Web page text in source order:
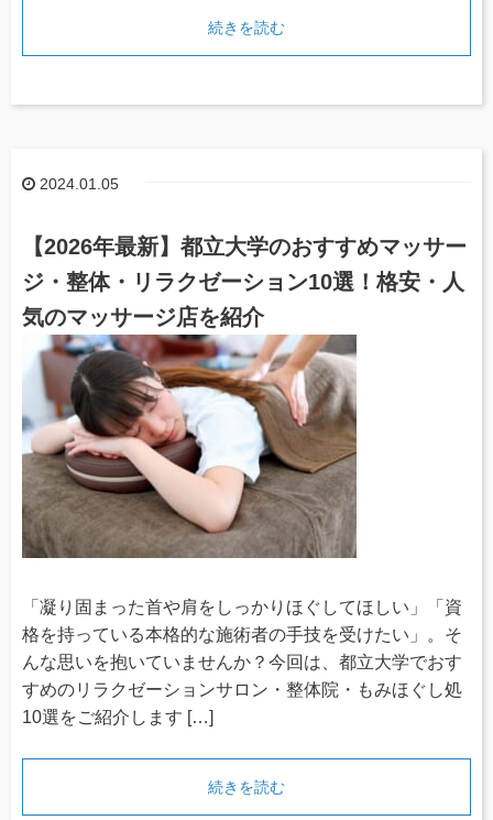
続きを読む
2024.01.05
【2026年最新】都立大学のおすすめマッサー
ジ・整体・リラクゼーション10選！格安・人
気のマッサージ店を紹介
「凝り固まった首や肩をしっかりほぐしてほしい」「資
格を持っている本格的な施術者の手技を受けたい」。そ
んな思いを抱いていませんか？今回は、都立大学でおす
すめのリラクゼーションサロン・整体院・もみほぐし処
10選をご紹介します […]
続きを読む